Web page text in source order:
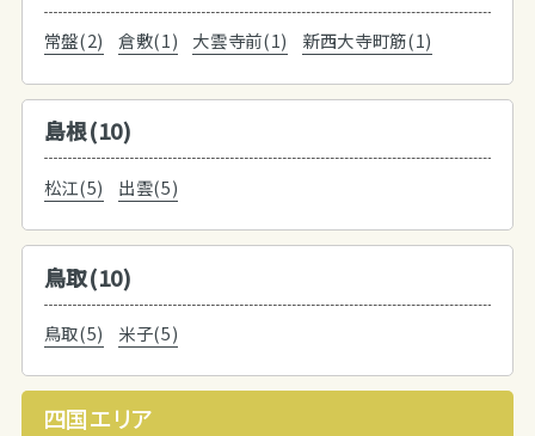
常盤(2) 倉敷(1) 大雲寺前(1) 新西大寺町筋(1)
島根(10)
松江(5) 出雲(5)
鳥取(10)
鳥取(5) 米子(5)
四国エリア